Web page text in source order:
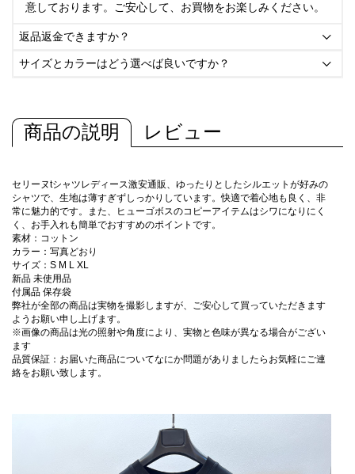
意しております。ご安心して、お買物をお楽しみください。
返品返金できますか？ 
サイズとカラーはどう選べば良いですか？ 
商品の説明 レビュー
セリーヌtシャツレディース激安通販、ゆったりとしたシルエットが好みの
シャツで、生地は薄すぎずしっかりしています。快適で着心地も良く、非
常に魅力的です。また、ヒューゴボスのコピーアイテムはシワになりにく
く、お手入れも簡単でおすすめのポイントです。
素材：コットン
カラー：写真どおり
サイズ：S M L XL
新品 未使用品
付属品 保存袋
弊社が全部の商品は実物を撮影しますが、ご安心して買っていただきます
ようお願い申し上げます。
※画像の商品は光の照射や角度により、実物と色味が異なる場合がござい
ます
品質保証：お届いた商品についてなにか問題がありましたらお気軽にご連
絡をお願い致します。